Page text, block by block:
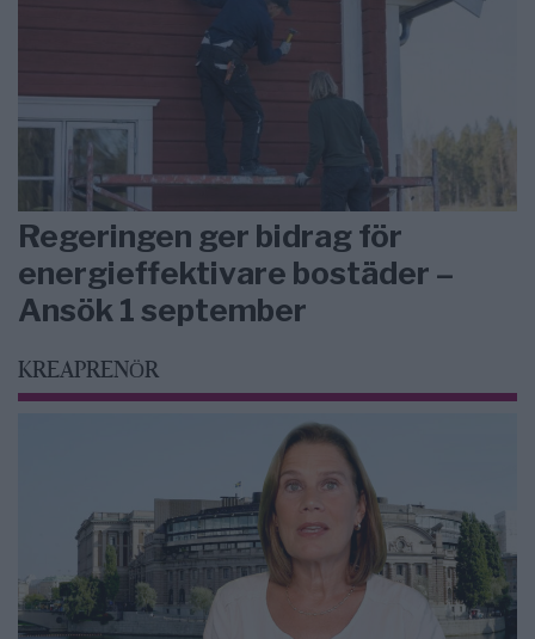
Regeringen ger bidrag för
energieffektivare bostäder –
Ansök 1 september
KREAPRENÖR